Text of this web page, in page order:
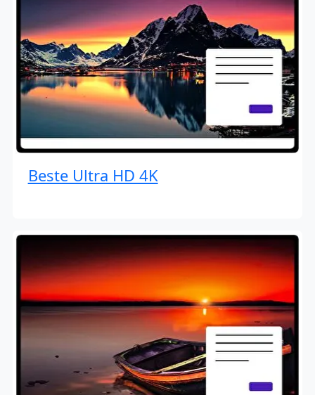
Beste Ultra HD 4K